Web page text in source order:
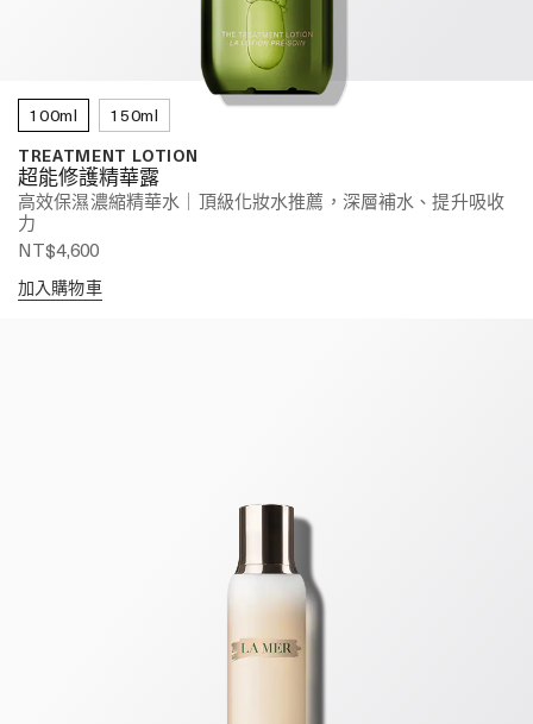
100ml 150ml
TREATMENT LOTION
超能修護精華露
高效保濕濃縮精華水｜頂級化妝水推薦，深層補水、提升吸收
力
NT$4,600
加入購物車